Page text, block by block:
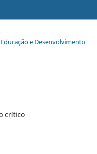
e Desenvolvimento
crítico